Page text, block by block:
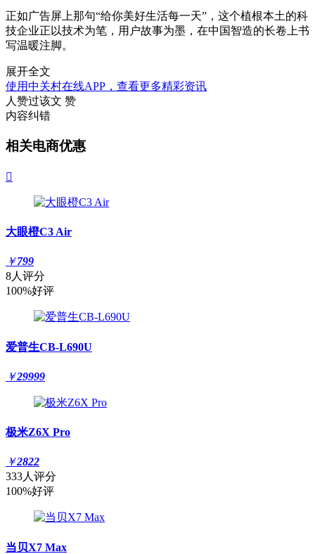
正如广告屏上那句“给你美好生活每一天”，这个植根本土的科
技企业正以技术为笔，用户故事为墨，在中国智造的长卷上书
写温暖注脚。
展开全文
使用中关村在线APP，查看更多精彩资讯
人赞过该文 赞
内容纠错
相关电商优惠

大眼橙C3 Air
￥799
8人评分
100%好评
爱普生CB-L690U
￥29999
极米Z6X Pro
￥2822
333人评分
100%好评
当贝X7 Max